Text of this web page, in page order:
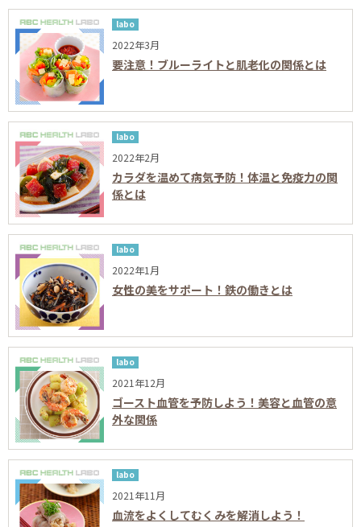
labo
2022年3月
要注意！ブルーライトと肌老化の関係とは
labo
2022年2月
カラダを温めて病気予防！体温と免疫力の関
係とは
labo
2022年1月
女性の美をサポート！鉄の働きとは
labo
2021年12月
ゴースト血管を予防しよう！美容と血管の意
外な関係
labo
2021年11月
血流をよくしてむくみを解消しよう！